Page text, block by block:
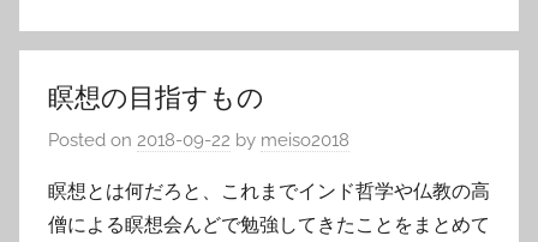
瞑想の目指すもの
Posted on 2018-09-22 by meiso2018
瞑想とは何だろと、これまでインド哲学や仏教の高
僧による瞑想会んどで勉強してきたことをまとめて